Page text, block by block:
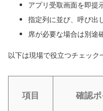
アプリ受取画面を即提
指定列に並び、呼び出
席が必要な場合は別途
以下は現場で役立つチェック
項目 確認ポ